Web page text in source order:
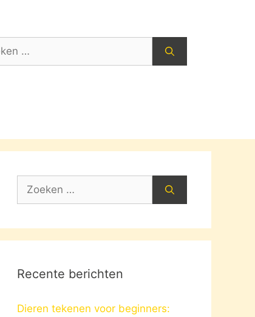
Zoek
Recente berichten
Dieren tekenen voor beginners: